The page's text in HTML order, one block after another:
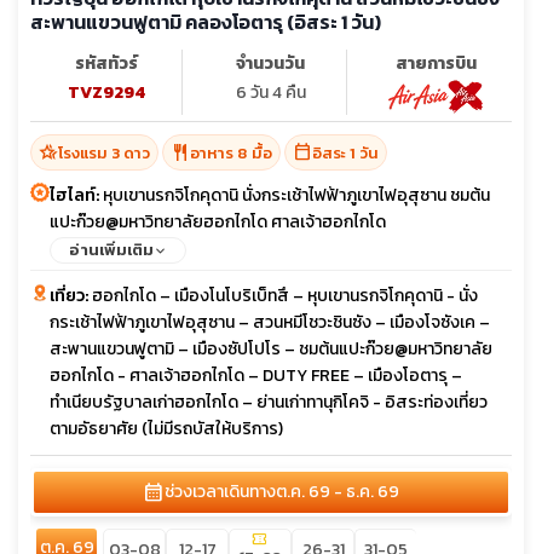
สะพานแขวนฟูตามิ คลองโอตารุ (อิสระ 1 วัน)
รหัสทัวร์
TVZ9294
จำนวนวัน
6 วัน 4 คืน
สายการบิน
hotel_classโรงแรม 3 ดาว restaurant อาหาร 8 มื้อ calendar_todayอิสระ 1 วัน
ไฮไลท์:หุบเขานรกจิโกคุดานิ นั่งกระเช้าไฟฟ้าภูเขาไฟอุสุซาน ชมต้น
แปะก๊วย@มหาวิทยาลัยฮอกไกโด ศาลเจ้าฮอกไกโด
อ่านเพิ่มเติม
เที่ยว:ฮอกไกโด – เมืองโนโบริเบ็ทสึ – หุบเขานรกจิโกคุดานิ - นั่ง
กระเช้าไฟฟ้าภูเขาไฟอุสุซาน – สวนหมีโชวะชินซัง – เมืองโจซังเค –
สะพานแขวนฟูตามิ – เมืองซัปโปโร – ชมต้นแปะก๊วย@มหาวิทยาลัย
ฮอกไกโด - ศาลเจ้าฮอกไกโด – DUTY FREE – เมืองโอตารุ –
ทำเนียบรัฐบาลเก่าฮอกไกโด – ย่านเก่าทานุกิโคจิ - อิสระท่องเที่ยว
ตามอัธยาศัย (ไม่มีรถบัสให้บริการ)
calendar_monthช่วงเวลาเดินทางต.ค. 69 - ธ.ค. 69
ต.ค. 69 confirmation_number